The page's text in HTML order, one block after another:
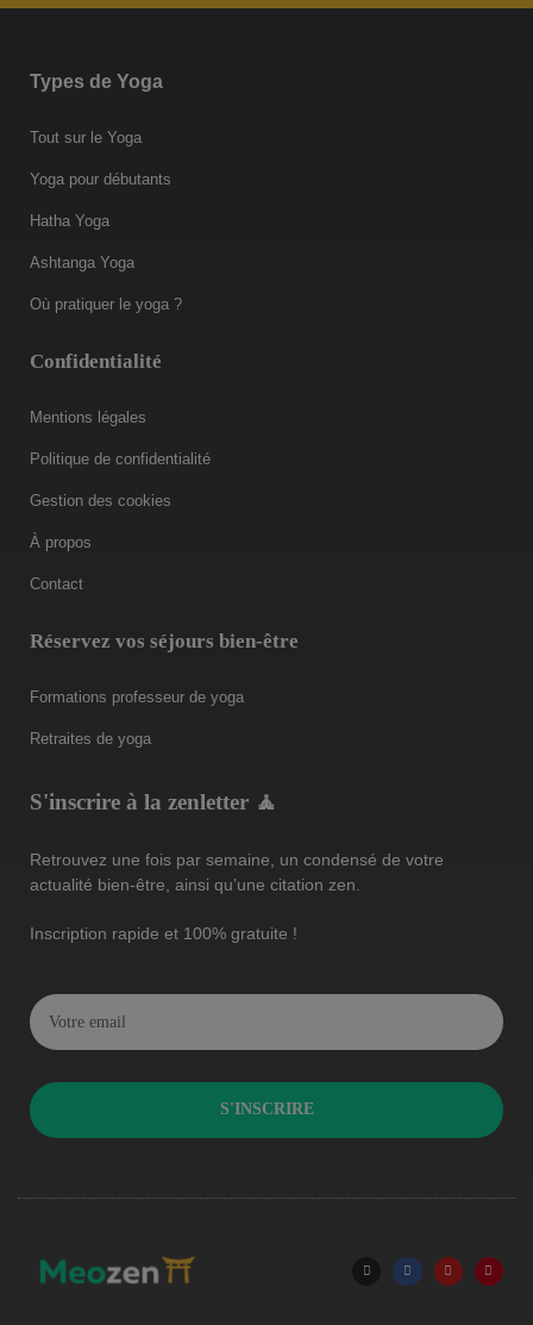
Types de Yoga
Tout sur le Yoga
Yoga pour débutants
Hatha Yoga
Ashtanga Yoga
Où pratiquer le yoga ?
Confidentialité
Mentions légales
Politique de confidentialité
Gestion des cookies
À propos
Contact
Réservez vos séjours bien-être
Formations professeur de yoga
Retraites de yoga
S'inscrire à la zenletter 🧘
Retrouvez une fois par semaine, un condensé de votre
actualité bien-être, ainsi qu’une citation zen.
Inscription rapide et 100% gratuite !
S'INSCRIRE